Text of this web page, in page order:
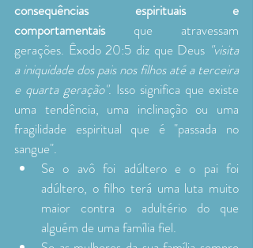
consequências espirituais e
comportamentais que atravessam
gerações. Êxodo 20:5 diz que Deus "visita
a iniquidade dos pais nos filhos até a terceira
e quarta geração". Isso significa que existe
uma tendência, uma inclinação ou uma
fragilidade espiritual que é "passada no
sangue".
Se o avô foi adúltero e o pai foi
adúltero, o filho terá uma luta muito
maior contra o adultério do que
alguém de uma família fiel.